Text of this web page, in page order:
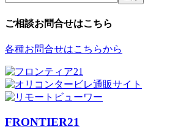
ご相談お問合せはこちら
各種お問合せはこちらから
FRONTIER21